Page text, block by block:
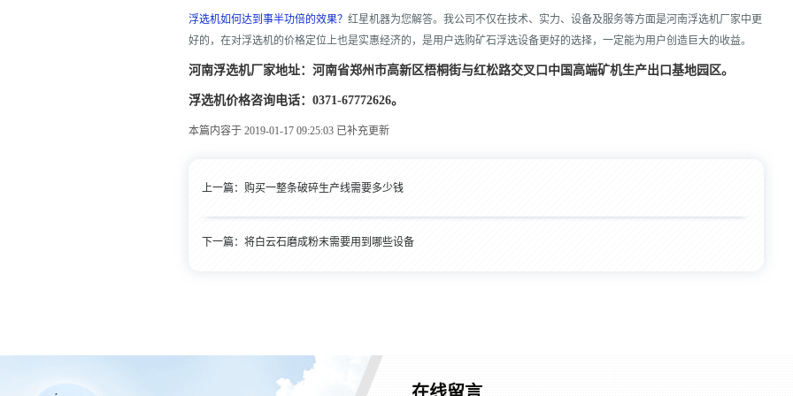
浮选机如何达到事半功倍的效果？ 红星机器为您解答。我公司不仅在技术、实力、设备及服务等方面是河南浮选机厂家中更
好的，在对浮选机的价格定位上也是实惠经济的，是用户选购矿石浮选设备更好的选择，一定能为用户创造巨大的收益。
河南浮选机厂家地址：河南省郑州市高新区梧桐街与红松路交叉口中国高端矿机生产出口基地园区。
浮选机价格咨询电话：0371-67772626。
本篇内容于 2019-01-17 09:25:03 已补充更新
上一篇： 购买一整条破碎生产线需要多少钱
下一篇： 将白云石磨成粉末需要用到哪些设备